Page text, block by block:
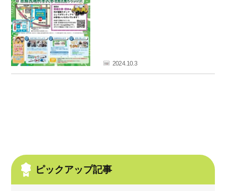
ト
｜
右
京
フ
ァ
ン
2024.10.3
ピックアップ記事